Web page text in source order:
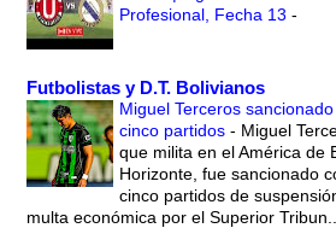
Profesional, Fecha 13 -
Futbolistas y D.T. Bolivianos
Miguel Terceros
cinco partidos - Miguel
que milita en el América de
Horizonte, fue sancionado
cinco partidos de
multa económica por el Superior